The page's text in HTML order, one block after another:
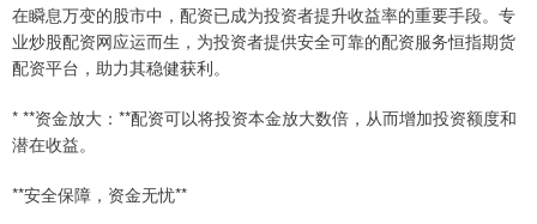
在瞬息万变的股市中，配资已成为投资者提升收益率的重要手段。专
业炒股配资网应运而生，为投资者提供安全可靠的配资服务恒指期货
配资平台，助力其稳健获利。
* **资金放大：**配资可以将投资本金放大数倍，从而增加投资额度和
潜在收益。
**安全保障，资金无忧**